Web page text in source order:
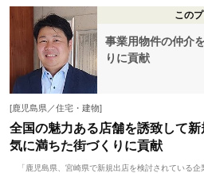
この
事業用物件の仲介
りに貢献
[鹿児島県／住宅・建物]
全国の魅力ある店舗を誘致して
気に満ちた街づくりに貢献
「鹿児島県、宮崎県で新規出店を検討されている企